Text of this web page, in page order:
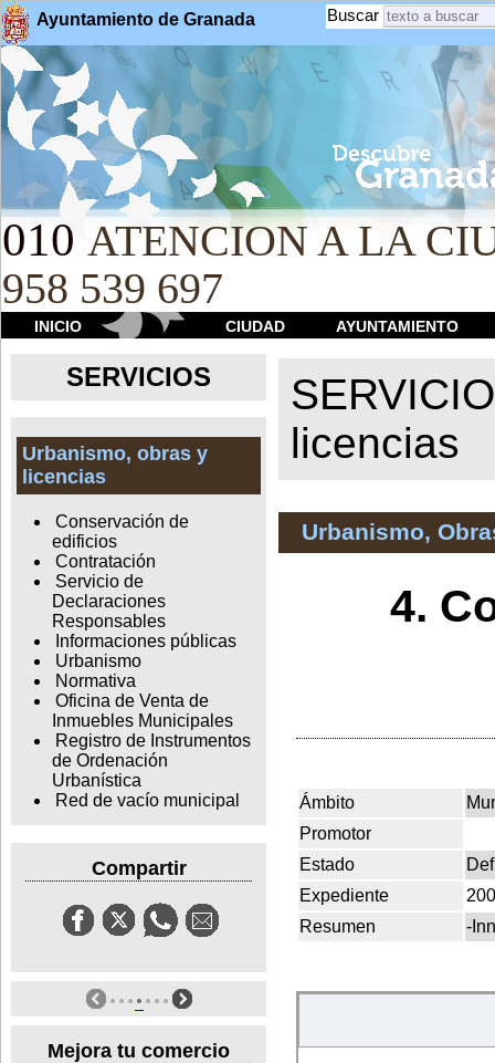
Ayuntamiento de Granada Buscar
010 ATENCION A LA
958 539 697
INICIO CIUDAD AYUNTAMIENTO
SERVICIOS
Urbanismo, obras y
licencias
Conservación de
edificios
Contratación
Servicio de
Declaraciones
Responsables
Informaciones públicas
Urbanismo
Normativa
Oficina de Venta de
Inmuebles Municipales
Registro de Instrumentos
de Ordenación
Urbanística
Red de vacío municipal
Compartir
Mejora tu comercio
licencias
Urbanismo,
4.
Ámbito
Promotor
Estado
Expediente
Resumen
-